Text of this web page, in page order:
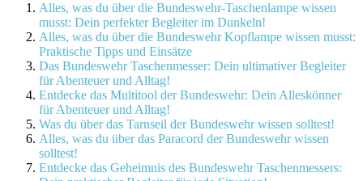
Alles, was du über die Bundeswehr-Taschenlampe wissen
musst: Dein perfekter Begleiter im Dunkeln!
Alles, was du über die Bundeswehr Kopflampe wissen musst:
Praktische Tipps und Einsätze
Das Bundeswehr Taschenmesser: Dein ultimativer Begleiter
für Abenteuer und Alltag!
Entdecke das Multitool der Bundeswehr: Dein Alleskönner
für Abenteuer und Alltag!
Was du über das Tarnseil der Bundeswehr wissen solltest!
Alles, was du über das Paracord der Bundeswehr wissen
solltest!
Entdecke das Geheimnis des Bundeswehr Taschenmessers: